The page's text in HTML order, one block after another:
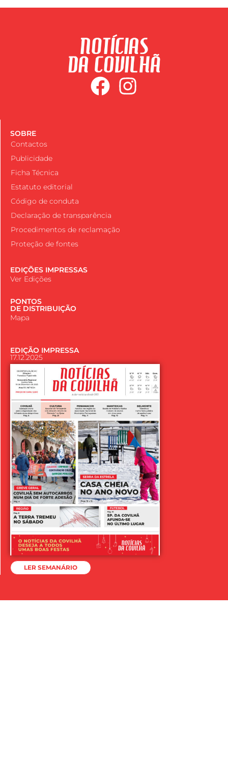
SOBRE
Contactos
Publicidade
Ficha Técnica
Estatuto editorial
Código de conduta
Declaração de transparência
Procedimentos de reclamação
Proteção de fontes
EDIÇÕES IMPRESSAS
Ver Edições
PONTOS
DE DISTRIBUIÇÃO
Mapa
EDIÇÃO IMPRESSA
17.12.2025
LER SEMANÁRIO